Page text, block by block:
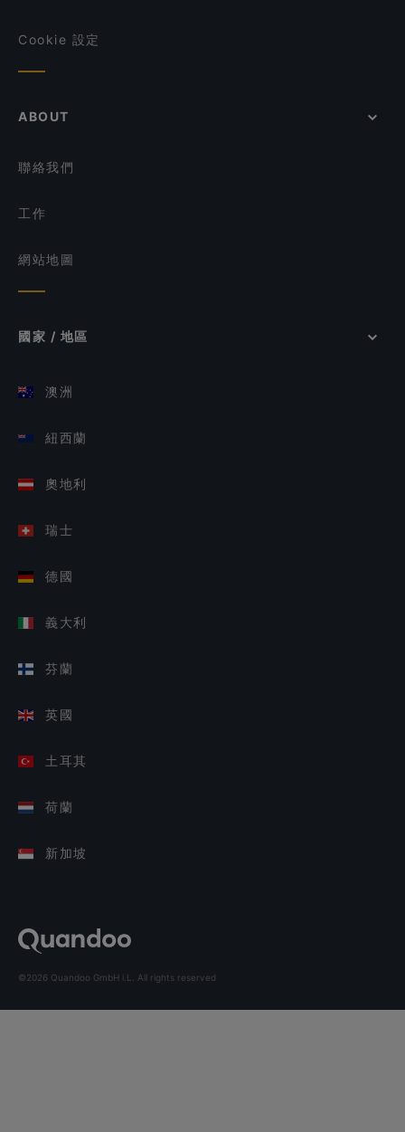
Cookie 設定
ABOUT
聯絡我們
工作
網站地圖
國家 / 地區
澳洲
紐西蘭
奧地利
瑞士
德國
義大利
芬蘭
英國
土耳其
荷蘭
新加坡
©2026 Quandoo GmbH i.L. All rights reserved